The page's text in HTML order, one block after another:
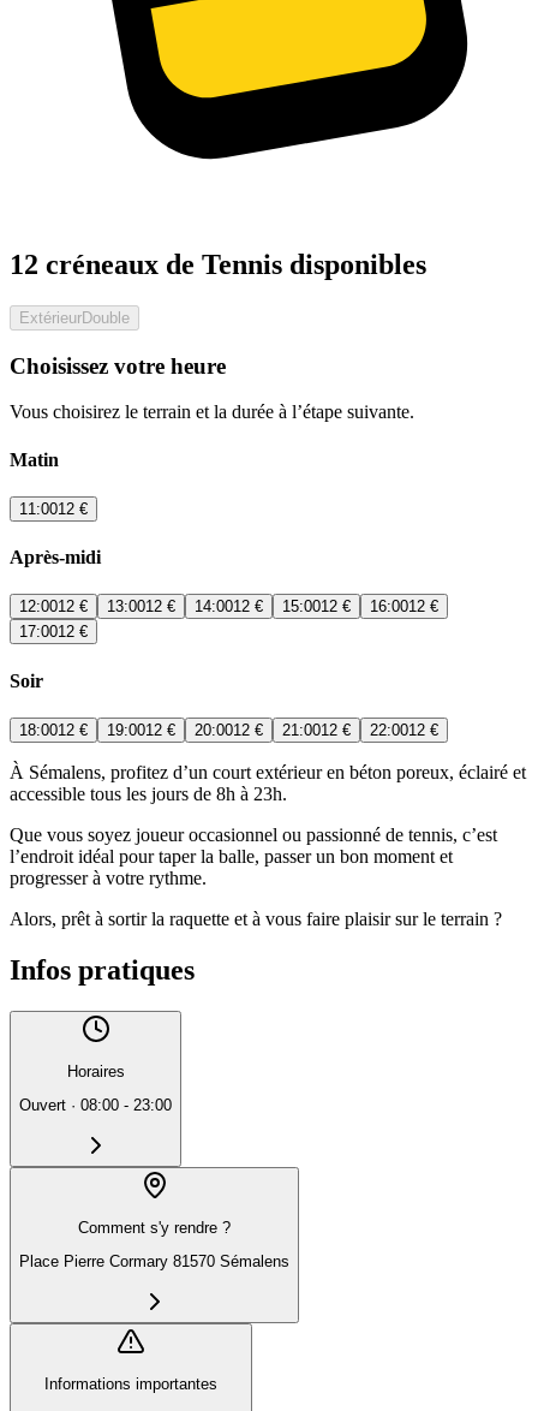
12 créneaux de Tennis disponibles
ExtérieurDouble
Choisissez votre heure
Vous choisirez le terrain et la durée à l’étape suivante.
Matin
11:0012 €
Après-midi
12:0012 € 13:0012 € 14:0012 € 15:0012 € 16:0012 €
17:0012 €
Soir
18:0012 € 19:0012 € 20:0012 € 21:0012 € 22:0012 €
À Sémalens, profitez d’un court extérieur en béton poreux, éclairé et
accessible tous les jours de 8h à 23h.
Que vous soyez joueur occasionnel ou passionné de tennis, c’est
l’endroit idéal pour taper la balle, passer un bon moment et
progresser à votre rythme.
Alors, prêt à sortir la raquette et à vous faire plaisir sur le terrain ?
Infos pratiques
Horaires
Ouvert · 08:00 - 23:00
Comment s'y rendre ?
Place Pierre Cormary 81570 Sémalens
Informations importantes